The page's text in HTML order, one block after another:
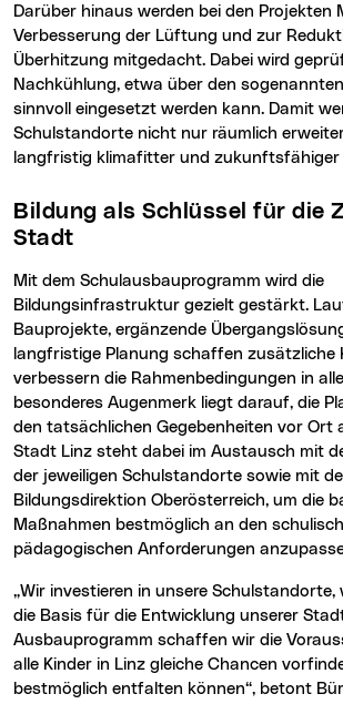
Darüber hinaus werden bei den Projekten Maßnahmen zur
Verbesserung der Lüftung und zur
Überhitzung mitgedacht. Dabei wird
Nachkühlung, etwa über den
sinnvoll eingesetzt werden kann. Damit
Schulstandorte nicht nur räumlich
langfristig klimafitter und zukunftsfähiger
Bildung als Schlüssel für die Zukunft der
Stadt
Mit dem Schulausbauprogramm wird die
Bildungsinfrastruktur gezielt gestärkt.
Bauprojekte, ergänzende
langfristige Planung schaffen zusätzliche
verbessern die Rahmenbedingungen in
besonderes Augenmerk liegt darauf, die
den tatsächlichen Gegebenheiten vor Ort
Stadt Linz steht dabei im Austausch mit
der jeweiligen Schulstandorte sowie mit
Bildungsdirektion Oberösterreich, um die
Maßnahmen bestmöglich an den
pädagogischen Anforderungen
„Wir investieren in unsere Schulstandorte, weil gute Bildung
die Basis für die Entwicklung unserer
Ausbauprogramm schaffen wir die
alle Kinder in Linz gleiche Chancen
bestmöglich entfalten können“, betont